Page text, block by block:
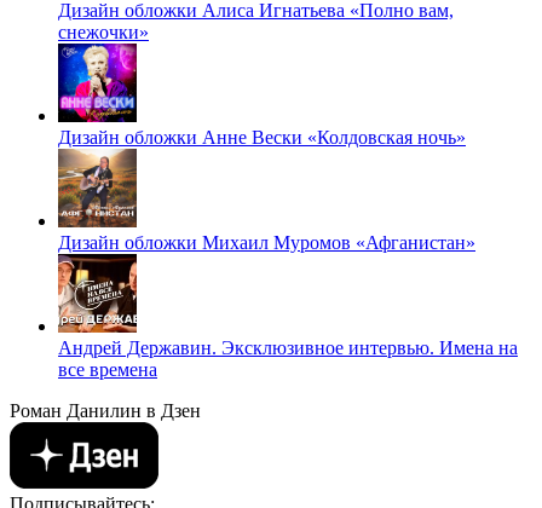
Дизайн обложки Алиса Игнатьева «Полно вам,
снежочки»
Дизайн обложки Анне Вески «Колдовская ночь»
Дизайн обложки Михаил Муромов «Афганистан»
Андрей Державин. Эксклюзивное интервью. Имена на
все времена
Роман Данилин в Дзен
Подписывайтесь: